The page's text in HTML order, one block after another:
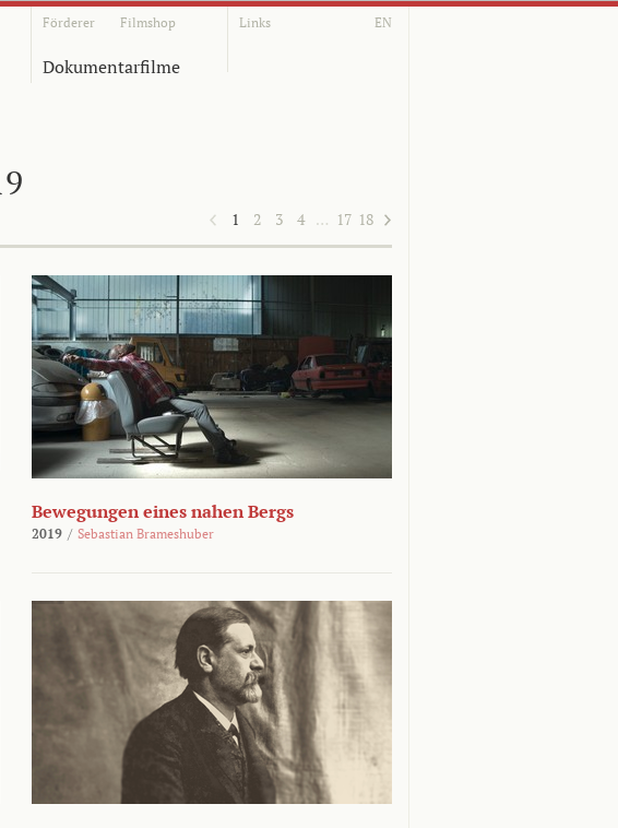
Förderer Filmshop Links EN
Dokumentarfilme
1 2 3 4 … 17 18
Bewegungen eines nahen Bergs
2019 / Sebastian Brameshuber